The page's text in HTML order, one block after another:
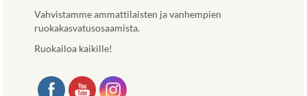
l
l
Vahvistamme ammattilaisten ja vanhempien
ruokakasvatusosaamista.
Ruokailoa kaikille!